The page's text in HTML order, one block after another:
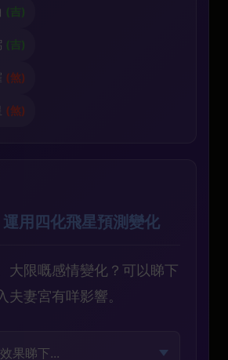
(吉)
(吉)
(煞)
(煞)
用四化飛星預測變化
大限嘅感情變化？可以睇下
夫妻宮有咩影響。